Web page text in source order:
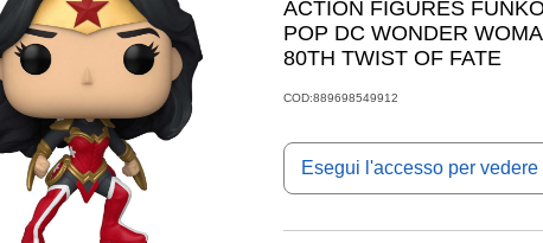
ACTION FIGURES FUNKO
POP DC WONDER
80TH TWIST OF FATE
COD:889698549912
Esegui l'accesso per